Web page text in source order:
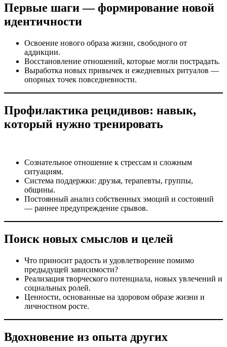
Первые шаги — формирование новой
идентичности
Освоение нового образа жизни, свободного от
аддикции.
Восстановление отношений, которые могли пострадать.
Выработка новых привычек и ежедневных ритуалов —
опорных точек повседневности.
Профилактика рецидивов: навык,
который нужно тренировать
Сознательное отношение к стрессам и сложным
ситуациям.
Система поддержки: друзья, терапевты, группы,
общины.
Постоянный анализ собственных эмоций и состояний
— раннее предупреждение срывов.
Поиск новых смыслов и целей
Что приносит радость и удовлетворение помимо
предыдущей зависимости?
Реализация творческого потенциала, новых увлечений и
социальных ролей.
Ценности, основанные на здоровом образе жизни и
личностном росте.
Вдохновение из опыта других